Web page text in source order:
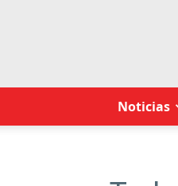
Noticias